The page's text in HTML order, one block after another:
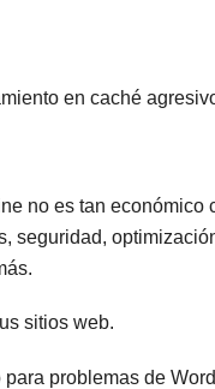
en caché
no es tan económico
seguridad,
sitios web.
problemas de